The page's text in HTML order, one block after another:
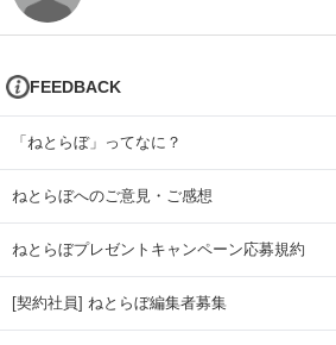
FEEDBACK
「ねとらぼ」ってなに？
ねとらぼへのご意見・ご感想
ねとらぼプレゼントキャンペーン応募規約
[契約社員] ねとらぼ編集者募集